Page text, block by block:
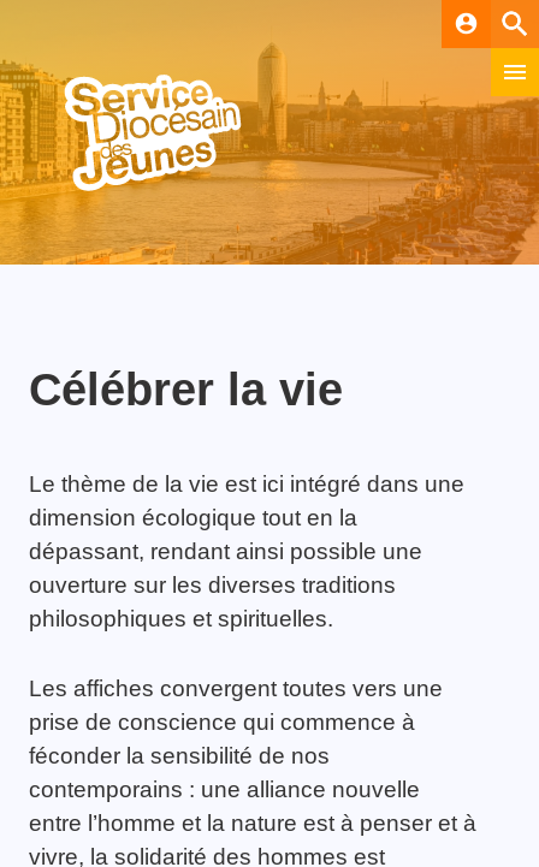
account_circle
Célébrer la vie
Le thème de la vie est ici intégré dans une
dimension écologique tout en la
dépassant, rendant ainsi possible une
ouverture sur les diverses traditions
philosophiques et spirituelles.
Les affiches convergent toutes vers une
prise de conscience qui commence à
féconder la sensibilité de nos
contemporains : une alliance nouvelle
entre l’homme et la nature est à penser et à
vivre, la solidarité des hommes est